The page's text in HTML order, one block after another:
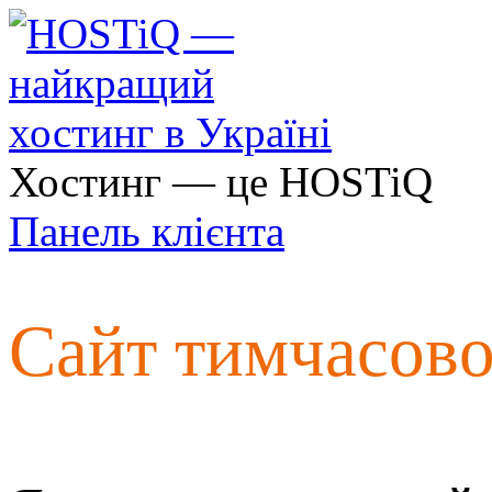
Хостинг — це HOSTiQ
Панель клієнта
Сайт